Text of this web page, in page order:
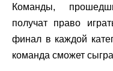
Команды,
получат право
финал в каждой
команда сможет